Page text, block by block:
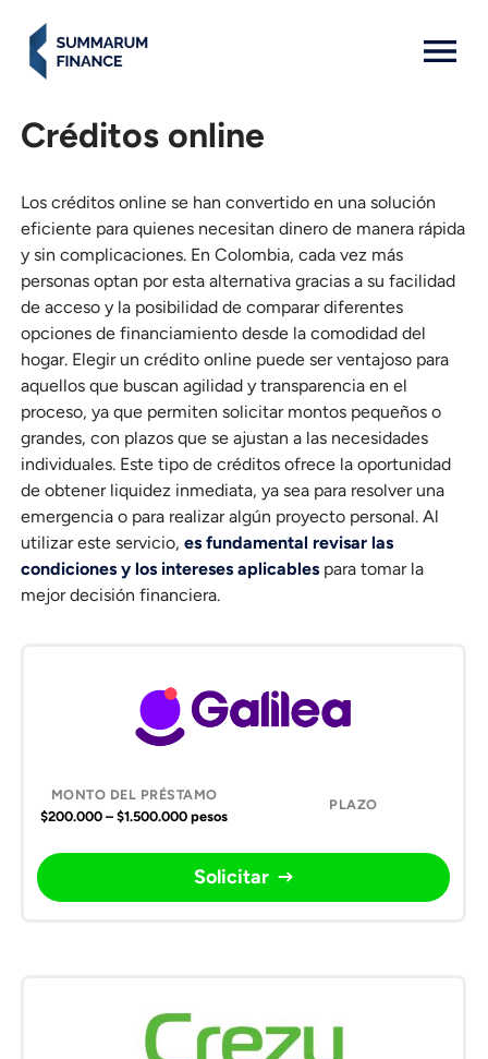
Créditos online
Los créditos online se han convertido en una solución
eficiente para quienes necesitan dinero de manera rápida
y sin complicaciones. En Colombia, cada vez más
personas optan por esta alternativa gracias a su facilidad
de acceso y la posibilidad de comparar diferentes
opciones de financiamiento desde la comodidad del
hogar. Elegir un crédito online puede ser ventajoso para
aquellos que buscan agilidad y transparencia en el
proceso, ya que permiten solicitar montos pequeños o
grandes, con plazos que se ajustan a las necesidades
individuales. Este tipo de créditos ofrece la oportunidad
de obtener liquidez inmediata, ya sea para resolver una
emergencia o para realizar algún proyecto personal. Al
utilizar este servicio,es fundamental revisar las
condiciones y los intereses aplicables para tomar la
mejor decisión financiera.
préstamo
$200.000 – $1.500.000 pesos
Solicitar